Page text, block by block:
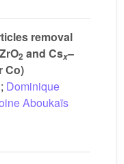
removal
2 and Csx–
Co)
; Dominique
Aboukaïs